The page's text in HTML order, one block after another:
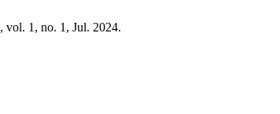
, vol. 1, no. 1, Jul. 2024.